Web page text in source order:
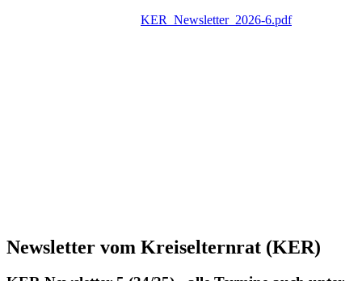
KER_Newsletter_2026-6.pdf
Newsletter vom Kreiselternrat (KER)